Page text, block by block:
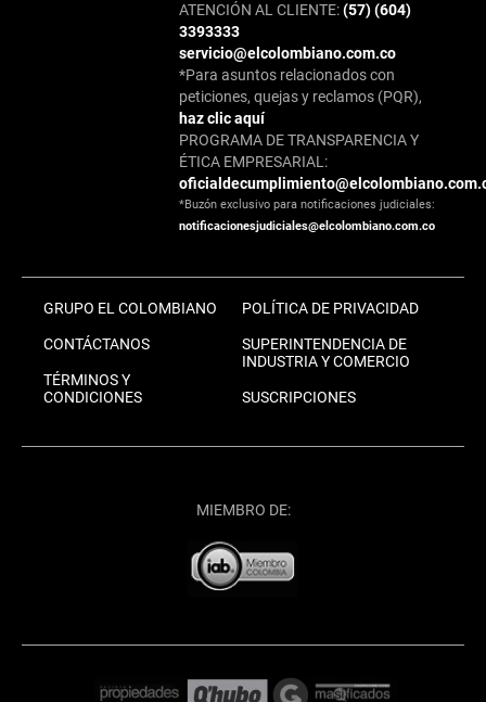
ATENCIÓN AL CLIENTE:(57) (604)
3393333
servicio@elcolombiano.com.co
*Para asuntos relacionados con
peticiones, quejas y reclamos (PQR),
haz clic aquí
PROGRAMA DE TRANSPARENCIA Y
ÉTICA EMPRESARIAL:
*Buzón exclusivo para notificaciones judiciales:
notificacionesjudiciales@elcolombiano.com.co
GRUPO EL COLOMBIANO
CONTÁCTANOS
TÉRMINOS Y
CONDICIONES
POLÍTICA DE PRIVACIDAD
SUPERINTENDENCIA DE
INDUSTRIA Y COMERCIO
SUSCRIPCIONES
MIEMBRO DE: